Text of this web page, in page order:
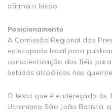
afirma o bispo.
Posicionamento
A Comissão Regional dos
episcopado local para
conscientização dos fiéis
bebidas alcoólicas nas
O texto que é endereçado às
Ucraniana São João Batista,